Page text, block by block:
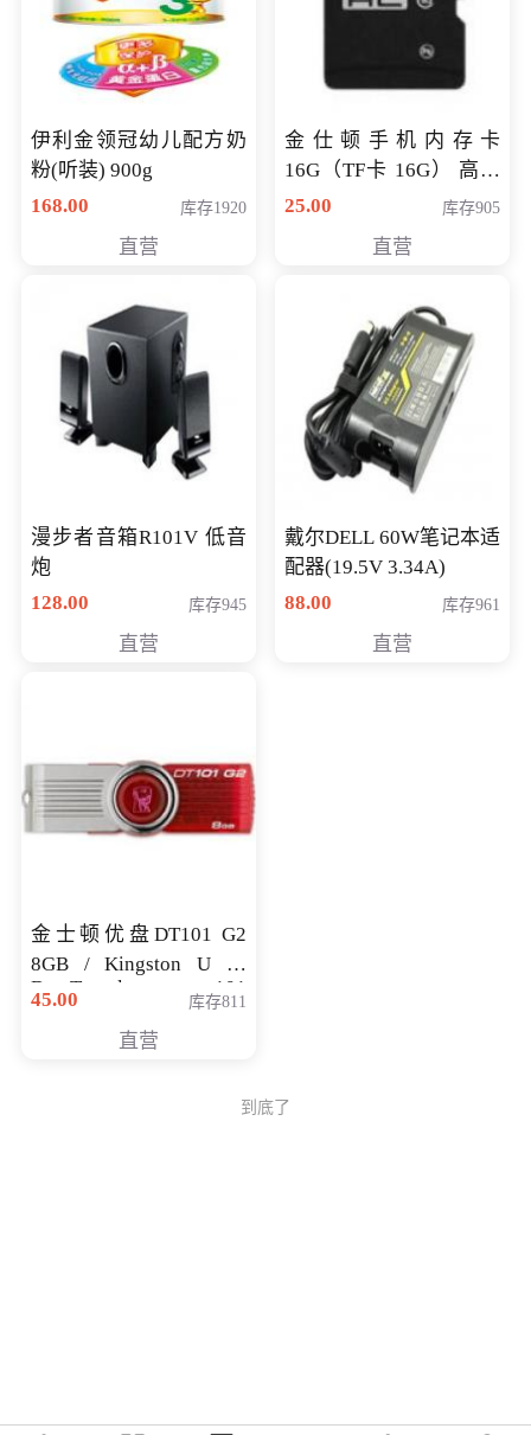
伊利金领冠幼儿配方奶
粉(听装) 900g
168.00
库存1920
直营
金仕顿手机内存卡
16G（TF卡 16G） 高速
卡 CLASS 10
25.00 库存905
直营
漫步者音箱R101V 低音
炮
128.00
库存945
直营
戴尔DELL 60W笔记本适
配器(19.5V 3.34A)
88.00
库存961
直营
金士顿优盘DT101 G2
8GB / Kingston U 盘
DataTraveler 101
Generati
45.00 库存811
直营
到底了